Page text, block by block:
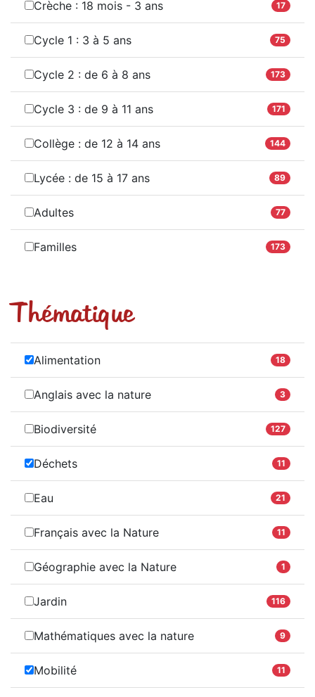
Crèche : 18 mois - 3 ans 17
Cycle 1 : 3 à 5 ans 75
Cycle 2 : de 6 à 8 ans 173
Cycle 3 : de 9 à 11 ans 171
Collège : de 12 à 14 ans 144
Lycée : de 15 à 17 ans 89
Adultes 77
Familles 173
Thématique
Alimentation 18
Anglais avec la nature 3
Biodiversité 127
Déchets 11
Eau 21
Français avec la Nature 11
Géographie avec la Nature 1
Jardin 116
Mathématiques avec la nature 9
Mobilité 11